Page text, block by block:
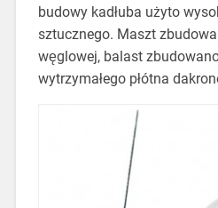
budowy kadłuba użyto
sztucznego. Maszt
węglowej, balast
wytrzymałego płótna